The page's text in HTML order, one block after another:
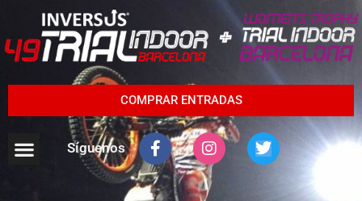
COMPRAR ENTRADAS
Síguenos